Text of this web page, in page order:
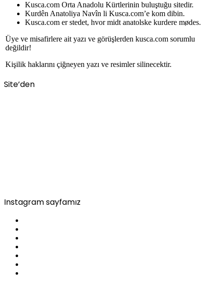
Kusca.com Orta Anadolu Kürtlerinin buluştuğu sitedir.
Kurdên Anatoliya Navîn li Kusca.com’e kom dibin.
Kusca.com er stedet, hvor midt anatolske kurdere mødes.
Üye ve misafirlere ait yazı ve görüşlerden kusca.com sorumlu
değildir!
Kişilik haklarını çiğneyen yazı ve resimler silinecektir.
Site’den
Instagram sayfamız